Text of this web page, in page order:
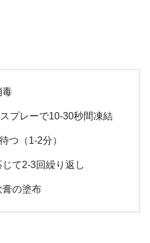
毒
プレーで10-30秒間凍結
つ（1-2分）
て2-3回繰り返し
膏の塗布